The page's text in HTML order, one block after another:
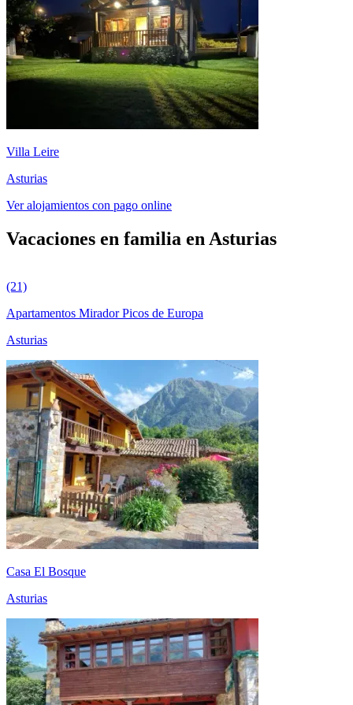
Villa Leire
Asturias
Ver alojamientos con pago online
Vacaciones en familia en Asturias
(21)
Apartamentos Mirador Picos de Europa
Asturias
Casa El Bosque
Asturias